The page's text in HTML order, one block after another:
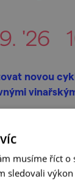
'26
novou
musíme říct
sledovali